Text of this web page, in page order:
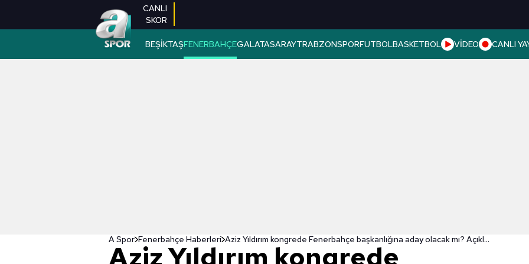
CANLI
SKOR
BEŞİKTAŞFENERBAHÇEGALATASARAYTRABZONSPORFUTBOLBASKETBOL VİDEO CANLI
A Spor Fenerbahçe Haberleri Aziz Yıldırım kongrede Fenerbahçe başkanlığına aday olacak mı? Açıkladı
Aziz Yıldırım kongrede